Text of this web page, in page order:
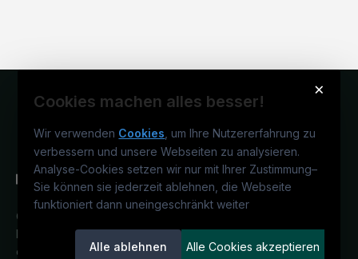
×
Cookies machen alles besser!
Wir verwenden Cookies , um Ihre Nutzererfahrung zu
verbessern und unsere Webseiten zu analysieren.
Analyse-Cookies setzen wir nur mit Ihrer Zustimmung–
Sie können sie jederzeit ablehnen, die Webseite
funktioniert dann uneingeschränkt weiter
Alle ablehnen Alle Cookies akzeptieren
Österreichs medizinisches
Karriereportal.Ein Service der
candidatis GmbH.